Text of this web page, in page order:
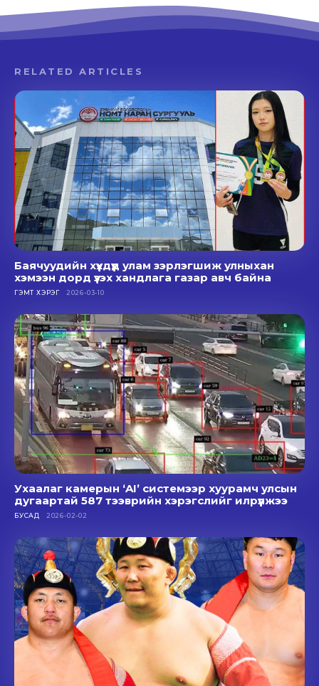
RELATED ARTICLES
Баячуудийн хүүхдүүд улам зэрлэгшиж улныхан
хэмээн дорд үзэх хандлага газар авч байна
ГЭМТ ХЭРЭГ 2026-03-10
Ухаалаг камерын ‘AI’ системээр хуурамч улсын
дугаартай 587 тээврийн хэрэгслийг илрүүлжээ
БУСАД 2026-02-02